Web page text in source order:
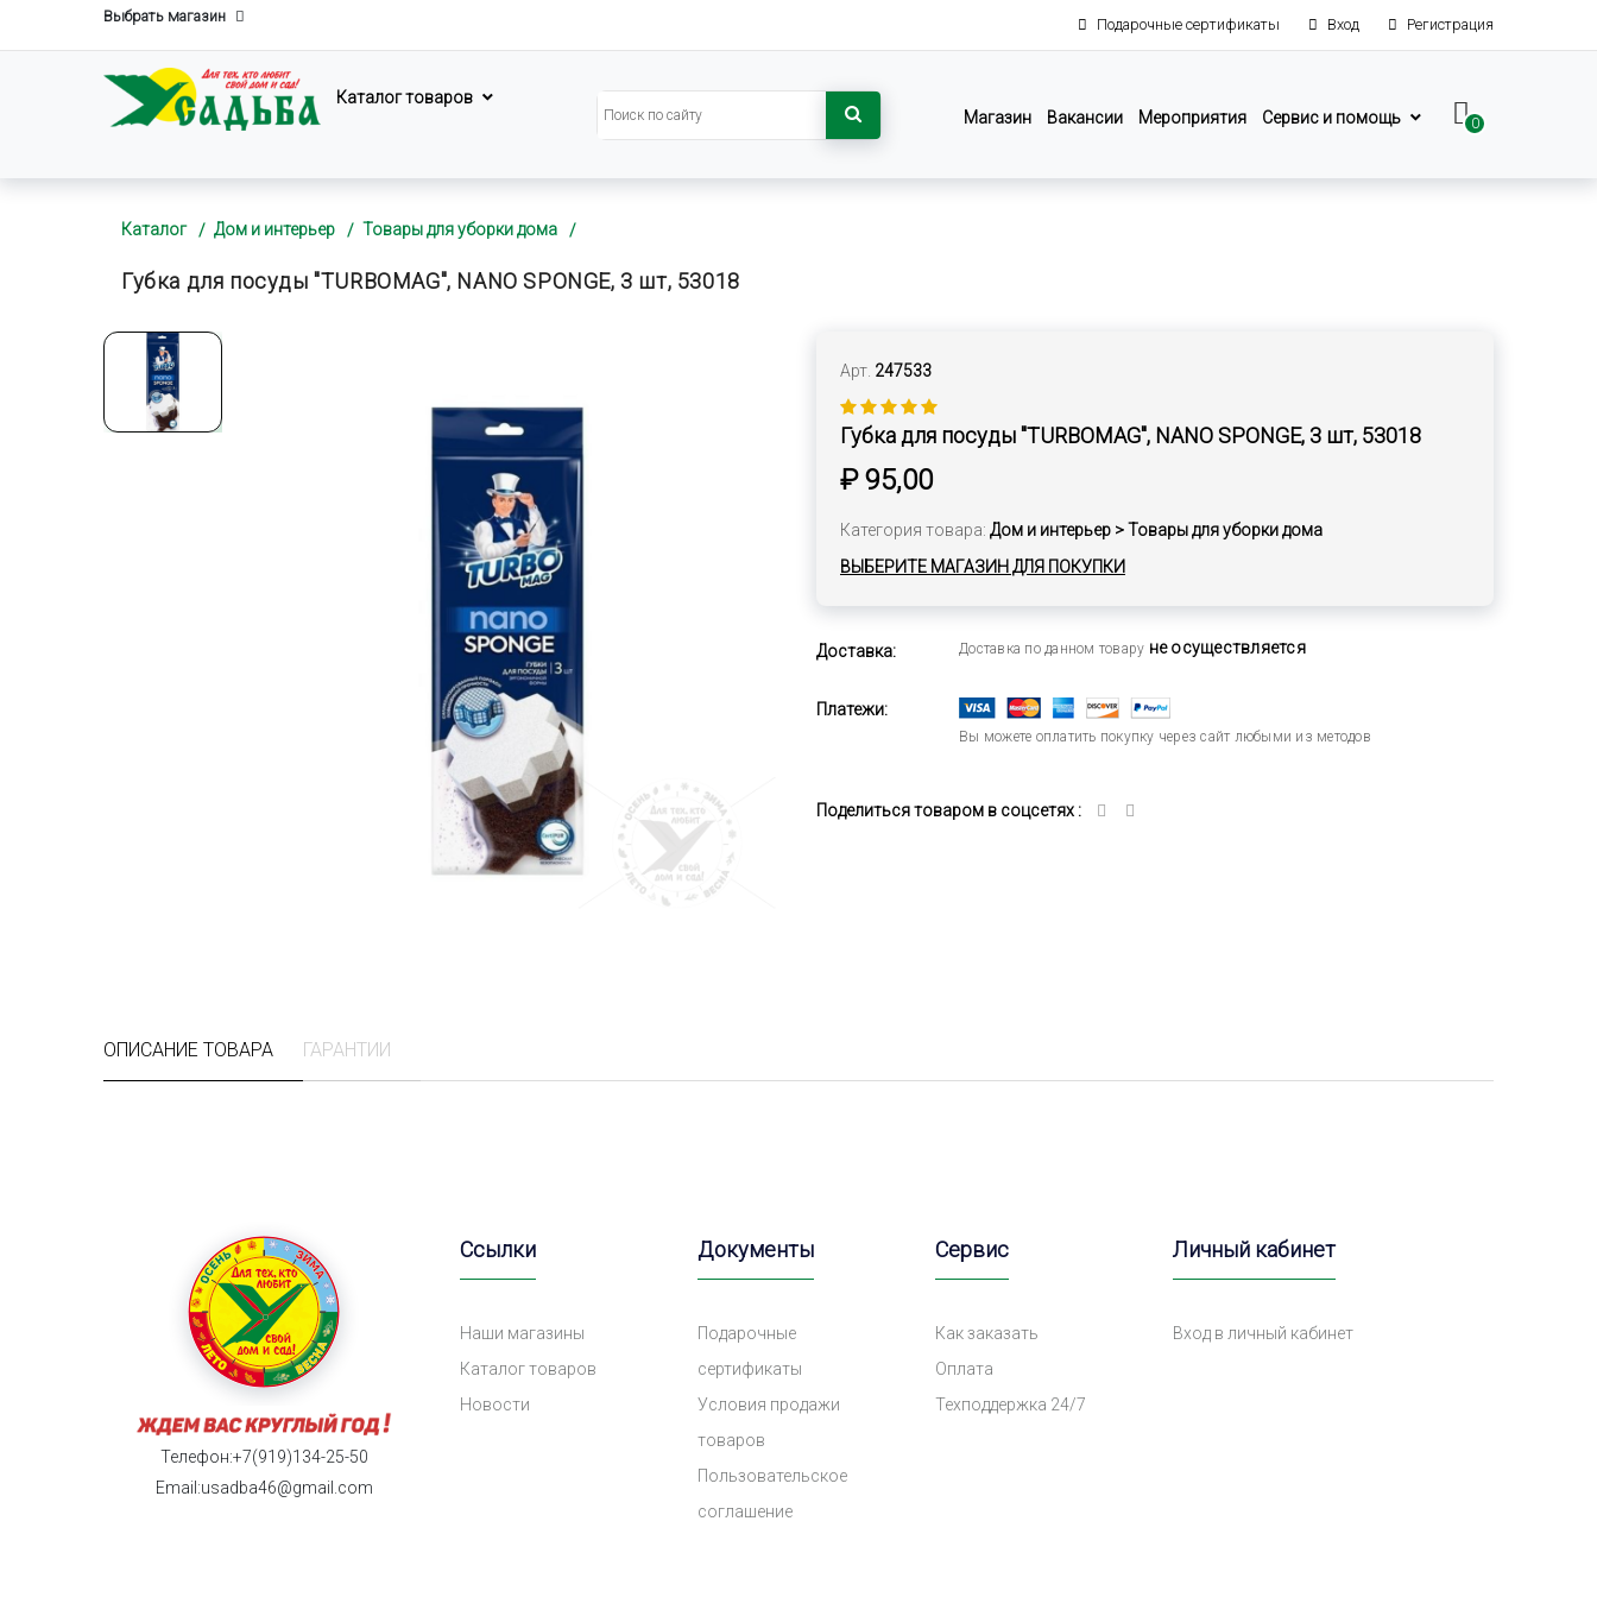
Выбрать магазин Подарочные сертификаты Вход Регистрация
Каталог товаров
Магазин
Вакансии Мероприятия Сервис и помощь 0
Каталог Дом и интерьер Товары для уборки дома
Губка для посуды "TURBOMAG", NANO SPONGE, 3 шт, 53018
Арт. 247533
Губка для посуды "TURBOMAG", NANO SPONGE, 3 шт, 53018
₽ 95,00
Категория товара: Дом и интерьер > Товары для уборки дома
ВЫБЕРИТЕ МАГАЗИН ДЛЯ ПОКУПКИ
Доставка: Доставка по данном товару не осуществляется
Платежи:
Вы можете оплатить покупку через сайт любыми из методов
Поделиться товаром в соцсетях :
ОПИСАНИЕ ТОВАРА ГАРАНТИИ
Телефон:+7(919)134-25-50
Email:usadba46@gmail.com
Ссылки
Наши магазины
Каталог товаров
Новости
Документы
Подарочные
сертификаты
Условия продажи
товаров
Пользовательское
соглашение
Сервис
Как заказать
Оплата
Техподдержка 24/7
Личный кабинет
Вход в личный кабинет